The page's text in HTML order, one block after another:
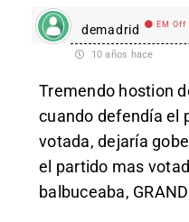
demadrid EM Off
10 años hace
Tremendo hostion
cuando defendía el
votada, dejaría
el partido mas
balbuceaba,